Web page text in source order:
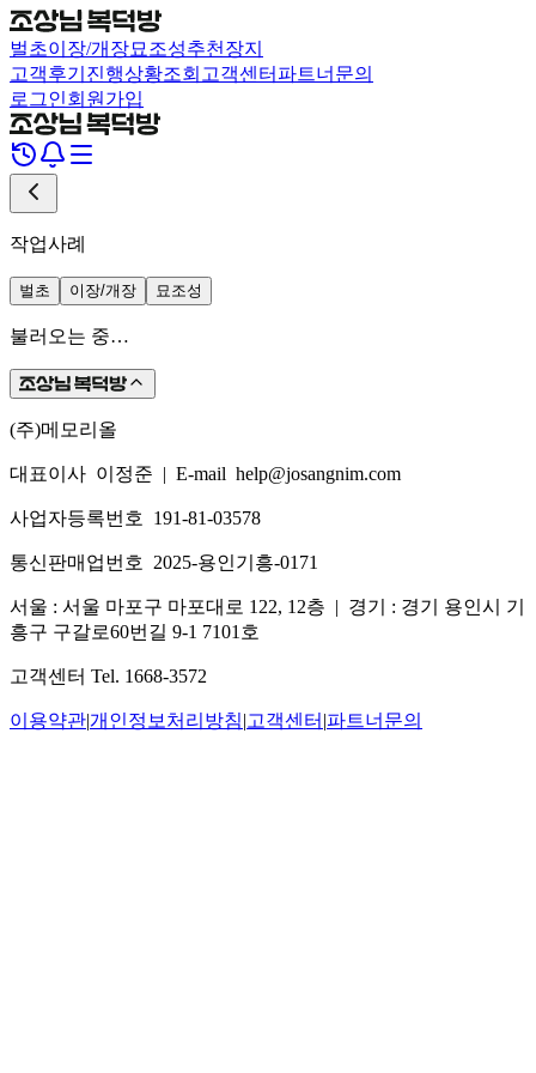
벌초이장/개장묘조성추천장지
고객후기 진행상황조회 고객센터 파트너문의
로그인회원가입
작업사례
벌초 이장/개장 묘조성
불러오는 중…
(주)메모리올
대표이사 이정준 | E-mail help@josangnim.com
사업자등록번호 191-81-03578
통신판매업번호 2025-용인기흥-0171
서울 : 서울 마포구 마포대로 122, 12층 | 경기 : 경기 용인시 기
흥구 구갈로60번길 9-1 7101호
고객센터 Tel. 1668-3572
이용약관|개인정보처리방침|고객센터 |파트너문의